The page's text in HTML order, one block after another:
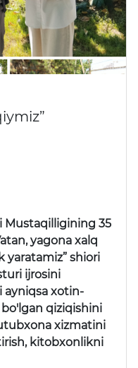
Mustaqilligining 35
yagona xalq
yaratamiz” shiori
ijrosini
ayniqsa xotin-
qiziqishini
xizmatini
kitobxonlikni